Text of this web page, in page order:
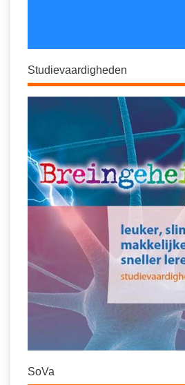
Studievaardigheden
SoVa